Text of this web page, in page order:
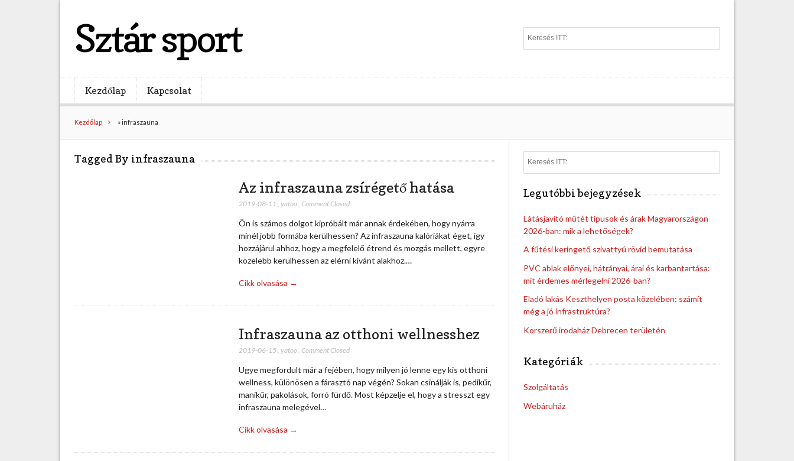
Sztár sport
e
c
Kezdőlap Kapcsolat
Kezdőlap »infraszauna
Tagged By infraszauna
Az infraszauna zsírégető hatása
2019-08-11 yatoo, Comment Closed
Ön is számos dolgot kipróbált már annak érdekében, hogy nyárra
minél jobb formába kerülhessen? Az infraszauna kalóriákat éget, így
hozzájárul ahhoz, hogy a megfelelő étrend és mozgás mellett, egyre
közelebb kerülhessen az elérni kívánt alakhoz.…
Cikk olvasása →
Infraszauna az otthoni wellnesshez
2019-06-15 yatoo, Comment Closed
Ugye megfordult már a fejében, hogy milyen jó lenne egy kis otthoni
wellness, különösen a fárasztó nap végén? Sokan csinálják is, pedikűr,
manikűr, pakolások, forró fürdő. Most képzelje el, hogy a stresszt egy
infraszauna melegével…
Cikk olvasása →
e
Legutóbbi bejegyzések
Látásjavító műtét típusok és árak Magyarországon
2026-ban: mik a lehetőségek?
A fűtési keringető szivattyú rövid bemutatása
PVC ablak előnyei, hátrányai, árai és karbantartása:
mit érdemes mérlegelni 2026-ban?
Eladó lakás Keszthelyen posta közelében: számít
még a jó infrastruktúra?
Korszerű irodaház Debrecen területén
Kategóriák
Szolgáltatás
Webáruház